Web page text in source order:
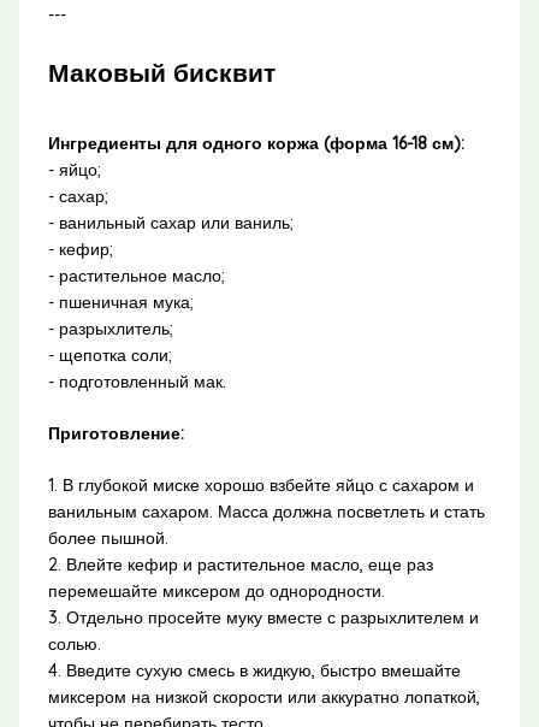
---
Маковый бисквит
Ингредиенты для одного коржа (форма 16-18 см):
- яйцо;
- сахар;
- ванильный сахар или ваниль;
- кефир;
- растительное масло;
- пшеничная мука;
- разрыхлитель;
- щепотка соли;
- подготовленный мак.
Приготовление:
1. В глубокой миске хорошо взбейте яйцо с сахаром и
ванильным сахаром. Масса должна посветлеть и стать
более пышной.
2. Влейте кефир и растительное масло, еще раз
перемешайте миксером до однородности.
3. Отдельно просейте муку вместе с разрыхлителем и
солью.
4. Введите сухую смесь в жидкую, быстро вмешайте
миксером на низкой скорости или аккуратно лопаткой,